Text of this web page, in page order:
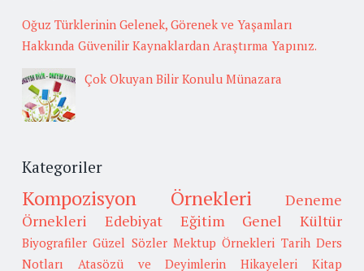
Oğuz Türklerinin Gelenek, Görenek ve Yaşamları
Hakkında Güvenilir Kaynaklardan Araştırma Yapınız.
Çok Okuyan Bilir Konulu Münazara
Kategoriler
Kompozisyon Örnekleri
Deneme
Örnekleri
Edebiyat Eğitim Genel Kültür
Biyografiler Güzel Sözler Mektup Örnekleri Tarih Ders
Notları
Atasözü ve Deyimlerin Hikayeleri Kitap